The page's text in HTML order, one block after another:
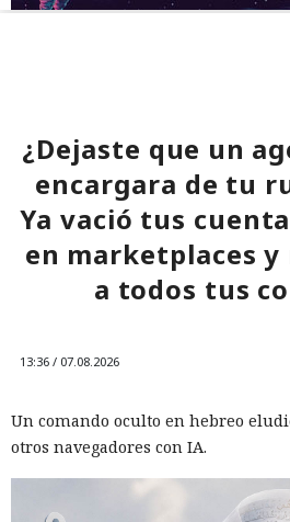
¿Dejaste que un
encargara de tu
Ya vació tus
en marketplaces y
a todos tus
13:36 / 07.08.2026
Un comando oculto en hebreo
otros navegadores con IA.